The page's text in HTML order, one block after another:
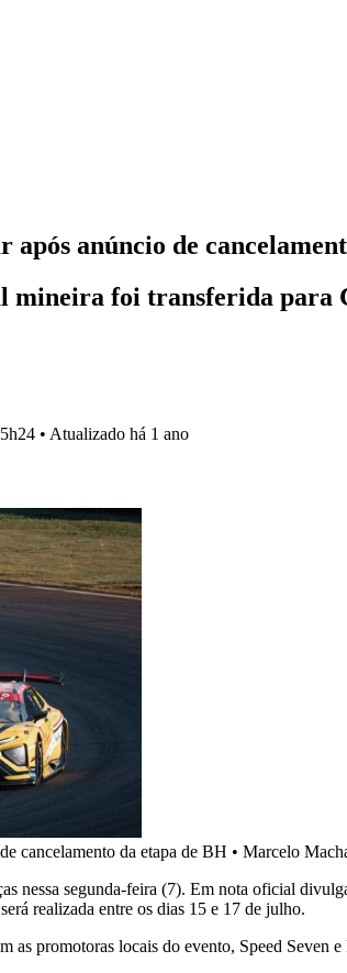
anúncio de
mineira foi transferida para
• Atualizado há 1 ano
cancelamento da etapa de BH • Marcelo
nessa segunda-feira (7). Em nota oficial
realizada entre os dias 15 e 17 de julho.
as promotoras locais do evento, Speed